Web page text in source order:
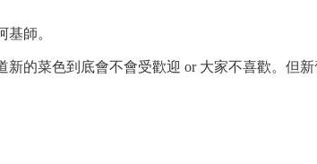
師。
的菜色到底會不會受歡迎 or 大家不喜歡。但新